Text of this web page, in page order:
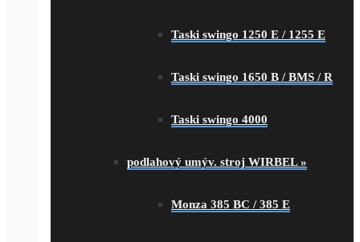
Taski swingo 1250 E / 1255 E
Taski swingo 1650 B / BMS / R
Taski swingo 4000
podlahový umýv. stroj WIRBEL»
Monza 385 BC / 385 E